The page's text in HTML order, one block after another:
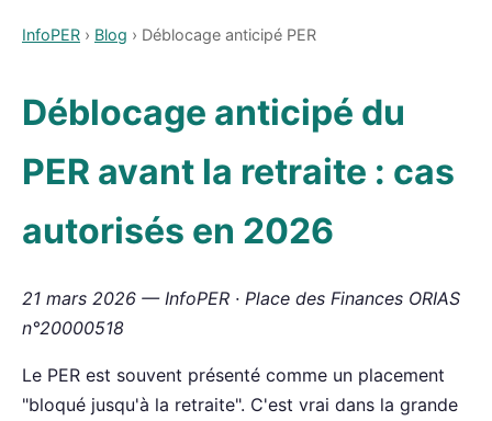
InfoPER › Blog › Déblocage anticipé PER
Déblocage anticipé du
PER avant la retraite : cas
autorisés en 2026
21 mars 2026 — InfoPER · Place des Finances ORIAS
n°20000518
Le PER est souvent présenté comme un placement
"bloqué jusqu'à la retraite". C'est vrai dans la grande